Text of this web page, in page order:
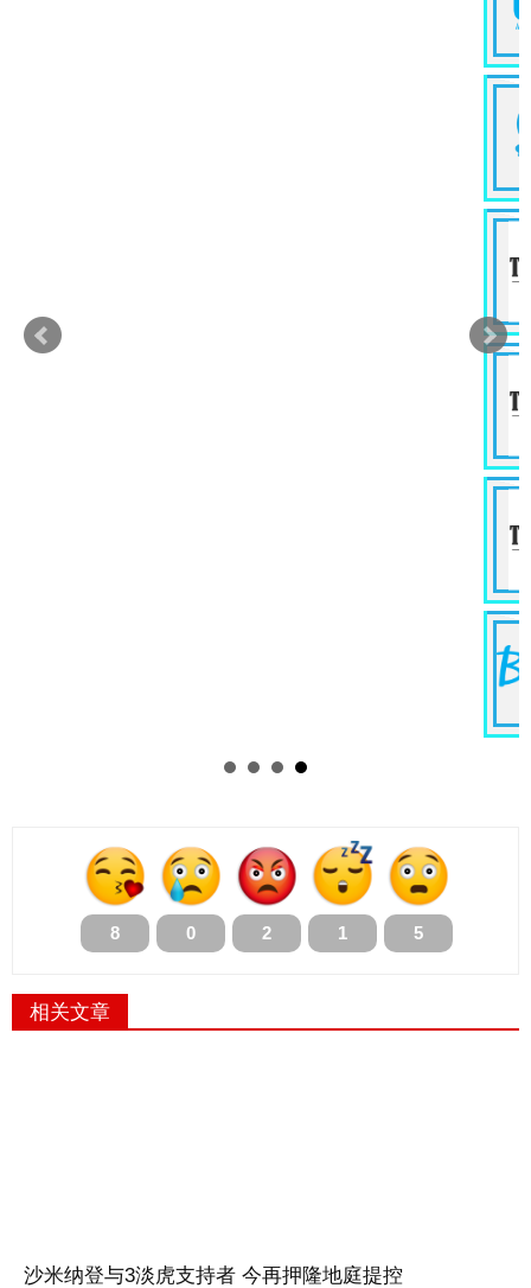
8 0 2 1 5
相关文章
沙米纳登与3淡虎支持者 今再押隆地庭提控